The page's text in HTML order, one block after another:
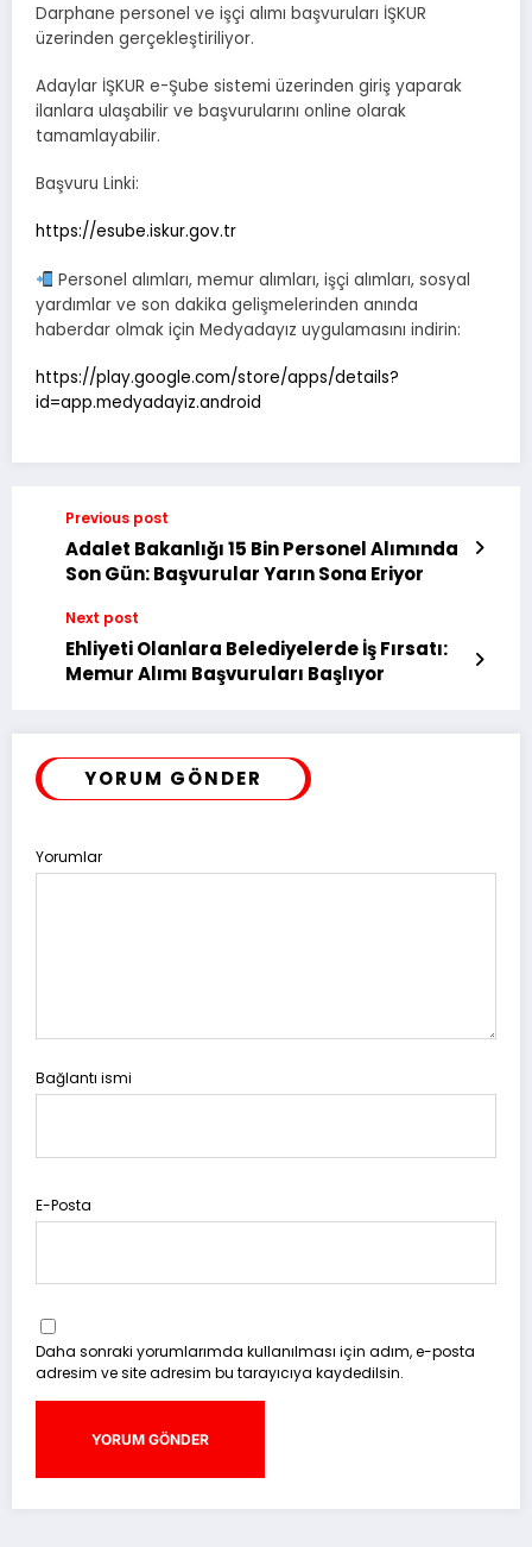
Darphane personel ve işçi alımı başvuruları İŞKUR
üzerinden gerçekleştiriliyor.
Adaylar İŞKUR e-Şube sistemi üzerinden giriş yaparak
ilanlara ulaşabilir ve başvurularını online olarak
tamamlayabilir.
Başvuru Linki:
https://esube.iskur.gov.tr
Personel alımları, memur alımları, işçi alımları, sosyal
yardımlar ve son dakika gelişmelerinden anında
haberdar olmak için Medyadayız uygulamasını indirin:
https://play.google.com/store/apps/details?
id=app.medyadayiz.android
Previous post
Adalet Bakanlığı 15 Bin Personel Alımında
Son Gün: Başvurular Yarın Sona Eriyor
Next post
Ehliyeti Olanlara Belediyelerde İş Fırsatı:
Memur Alımı Başvuruları Başlıyor
YORUM GÖNDER
Yorumlar
Bağlantı ismi
E-Posta
Daha sonraki yorumlarımda kullanılması için adım, e-posta
adresim ve site adresim bu tarayıcıya kaydedilsin.